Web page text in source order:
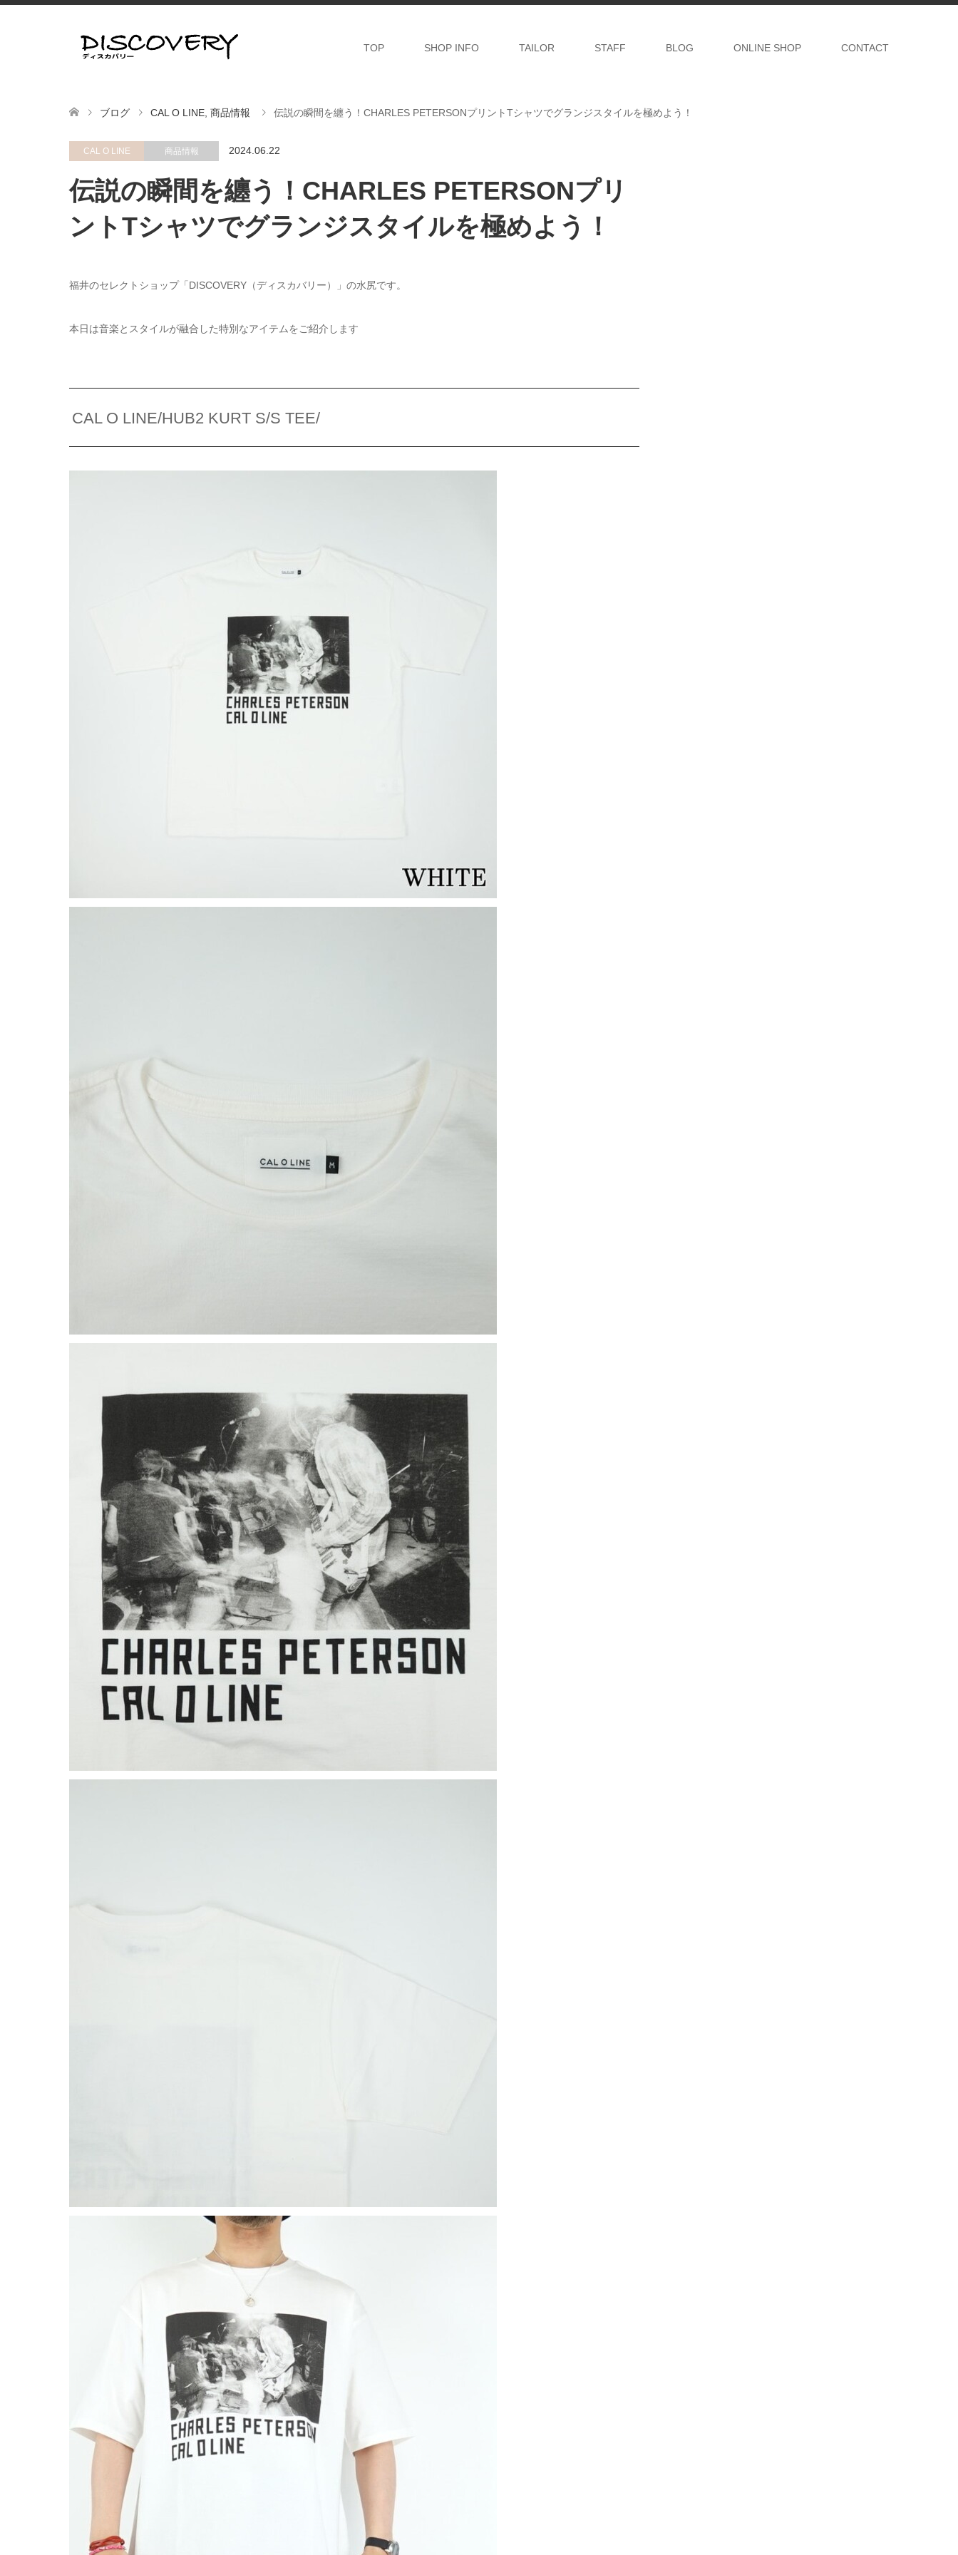
TOP SHOP INFO TAILOR STAFF BLOG ONLINE SHOP CONTACT
ブログ CAL O LINE 商品情報 伝説の瞬間を纏う！CHARLES PETERSONプリントTシャツでグランジスタイルを極めよう！
CAL O LINE 商品情報 2024.06.22
伝説の瞬間を纏う！CHARLES PETERSONプリ
ントTシャツでグランジスタイルを極めよう！
福井のセレクトショップ「DISCOVERY（ディスカバリー）」の水尻です。
本日は音楽とスタイルが融合した特別なアイテムをご紹介します
CAL O LINE/HUB2 KURT S/S TEE/